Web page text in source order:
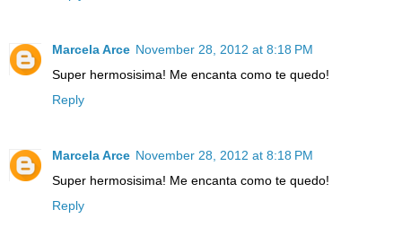
Marcela Arce November 28, 2012 at 8:18 PM
Super hermosisima! Me encanta como te quedo!
Reply
Marcela Arce November 28, 2012 at 8:18 PM
Super hermosisima! Me encanta como te quedo!
Reply